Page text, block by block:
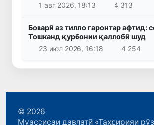
1 авг 2026, 18:13
4 313
Боварӣ аз тилло гаронтар афтид:
Тошканд қурбонии қаллобӣ шуд
23 июл 2026, 16:18
4 254
© 2026
Муассисаи давлатӣ «Таҳририяи